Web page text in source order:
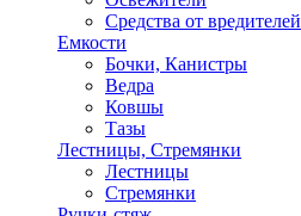
Средства от вредителей
Емкости
Бочки, Канистры
Ведра
Ковшы
Тазы
Лестницы, Стремянки
Лестницы
Стремянки